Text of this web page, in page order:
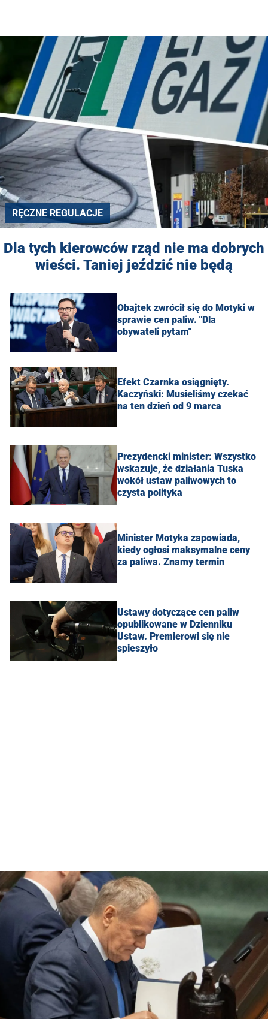
RĘCZNE REGULACJE
Dla tych kierowców rząd nie ma dobrych
wieści. Taniej jeździć nie będą
Obajtek zwrócił się do Motyki w
sprawie cen paliw. "Dla
obywateli pytam"
Efekt Czarnka osiągnięty.
Kaczyński: Musieliśmy czekać
na ten dzień od 9 marca
Prezydencki minister: Wszystko
wskazuje, że działania Tuska
wokół ustaw paliwowych to
czysta polityka
Minister Motyka zapowiada,
kiedy ogłosi maksymalne ceny
za paliwa. Znamy termin
Ustawy dotyczące cen paliw
opublikowane w Dzienniku
Ustaw. Premierowi się nie
spieszyło